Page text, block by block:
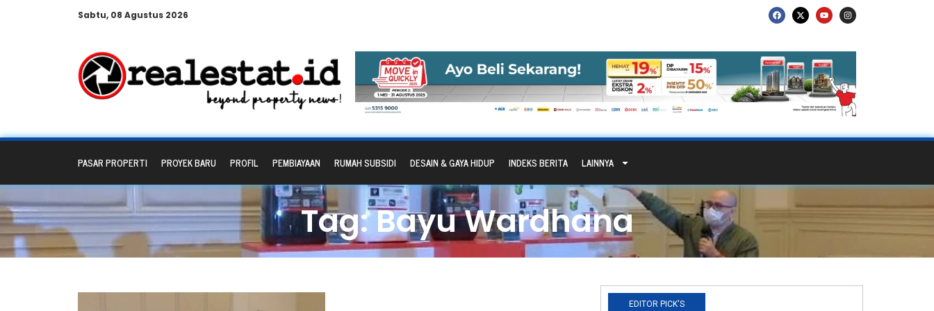
Sabtu, 08 Agustus 2026
PASAR PROPERTI PROYEK BARU PROFIL PEMBIAYAAN RUMAH SUBSIDI DESAIN & GAYA HIDUP INDEKS BERITA LAINNYA
Tag: Bayu Wardhana
EDITOR PICK'S